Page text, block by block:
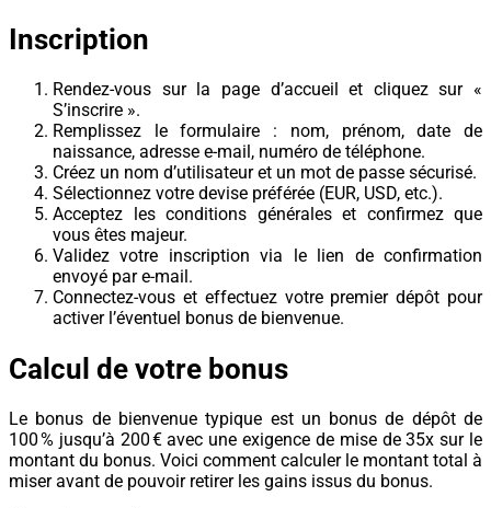
Inscription
Rendez-vous sur la page d’accueil et cliquez sur «
S’inscrire ».
Remplissez le formulaire : nom, prénom, date de
naissance, adresse e-mail, numéro de téléphone.
Créez un nom d’utilisateur et un mot de passe sécurisé.
Sélectionnez votre devise préférée (EUR, USD, etc.).
Acceptez les conditions générales et confirmez que
vous êtes majeur.
Validez votre inscription via le lien de confirmation
envoyé par e-mail.
Connectez-vous et effectuez votre premier dépôt pour
activer l’éventuel bonus de bienvenue.
Calcul de votre bonus
Le bonus de bienvenue typique est un bonus de dépôt de
100 % jusqu’à 200 € avec une exigence de mise de 35x sur le
montant du bonus. Voici comment calculer le montant total à
miser avant de pouvoir retirer les gains issus du bonus.